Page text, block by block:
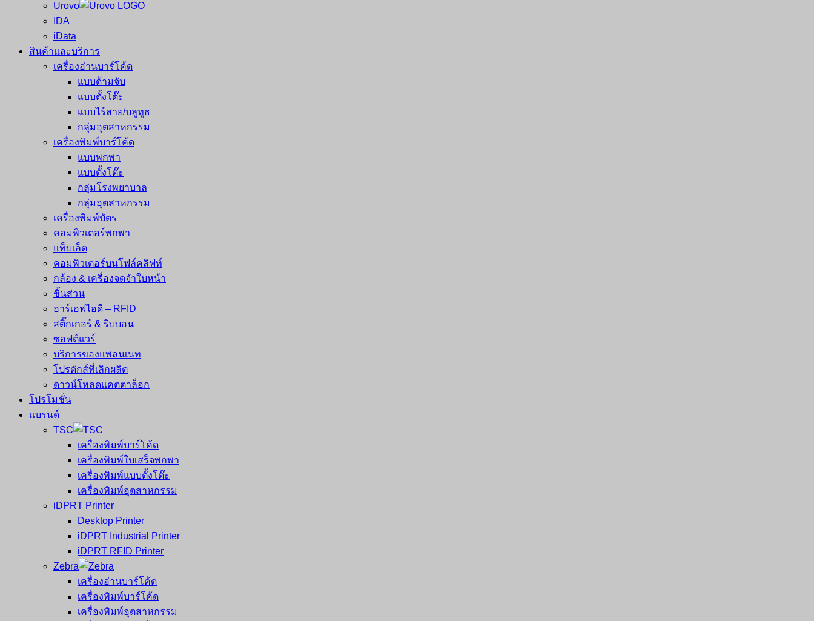
Urovo
IDA
iData
สินค้าและบริการ
เครื่องอ่านบาร์โค้ด
แบบด้ามจับ
แบบตั้งโต๊ะ
แบบไร้สาย/บลูทูธ
กลุ่มอุตสาหกรรม
เครื่องพิมพ์บาร์โค้ด
แบบพกพา
แบบตั้งโต๊ะ
กลุ่มโรงพยาบาล
กลุ่มอุตสาหกรรม
เครื่องพิมพ์บัตร
คอมพิวเตอร์พกพา
แท็บเล็ต
คอมพิวเตอร์บนโฟล์คลิฟท์
กล้อง & เครื่องจดจำใบหน้า
ชิ้นส่วน
อาร์เอฟไอดี – RFID
สติ๊กเกอร์ & ริบบอน
ซอฟต์แวร์
บริการของแพลนเนท
โปรดักส์ที่เลิกผลิต
ดาวน์โหลดแคตตาล็อก
โปรโมชั่น
แบรนด์
TSC
เครื่องพิมพ์บาร์โค้ด
เครื่องพิมพ์ใบเสร็จพกพา
เครื่องพิมพ์แบบตั้งโต๊ะ
เครื่องพิมพ์อุตสาหกรรม
iDPRT Printer
Desktop Printer
iDPRT Industrial Printer
iDPRT RFID Printer
Zebra
เครื่องอ่านบาร์โค้ด
เครื่องพิมพ์บาร์โค้ด
เครื่องพิมพ์อุตสาหกรรม